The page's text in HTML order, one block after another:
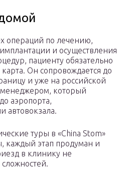
операций по лечению,
и осуществления
пациенту обязательно
Он сопровождается до
и уже на российской
менеджером, который
аэропорта,
автовокзала.
туры в «China Stom»
каждый этап продуман и
в клинику не